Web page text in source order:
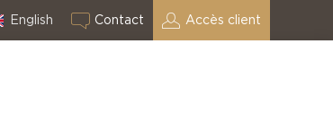
English Contact Accès client